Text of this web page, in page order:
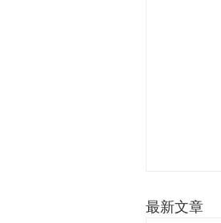
最新文章